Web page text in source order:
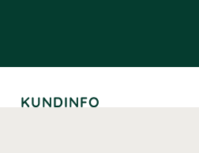
KUNDINFO